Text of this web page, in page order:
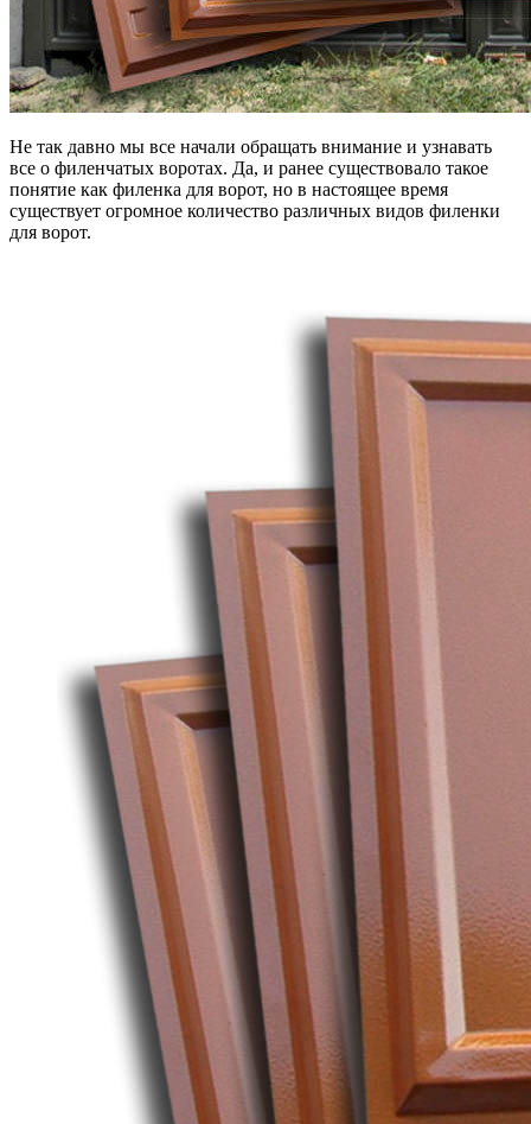
Не так давно мы все начали обращать внимание и узнавать
все о филенчатых воротах. Да, и ранее существовало такое
понятие как филенка для ворот, но в настоящее время
существует огромное количество различных видов филенки
для ворот.